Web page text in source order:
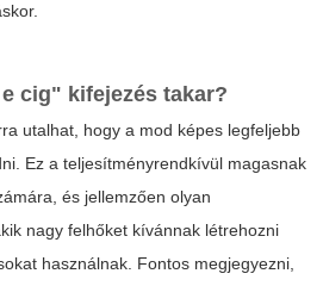
cig" kifejezés takar?
utalhat, hogy a mod képes legfeljebb
Ez a teljesítményrendkívül magasnak
és jellemzően olyan
nagy felhőket kívánnak létrehozni
használnak. Fontos megjegyezni,